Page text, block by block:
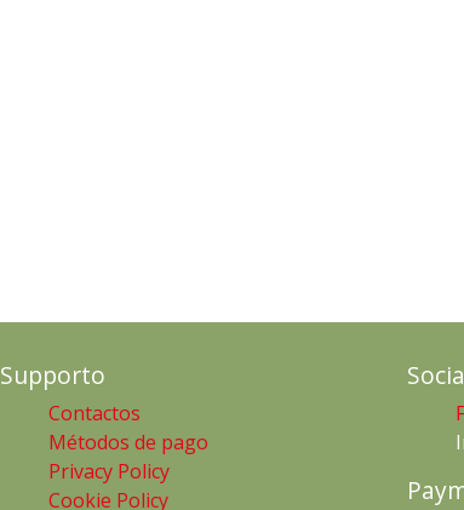
Supporto
Contactos
Métodos de pago
Privacy Policy
Cookie Policy